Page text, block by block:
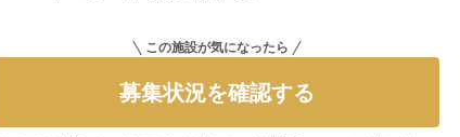
この施設が気になったら
募集状況を確認する